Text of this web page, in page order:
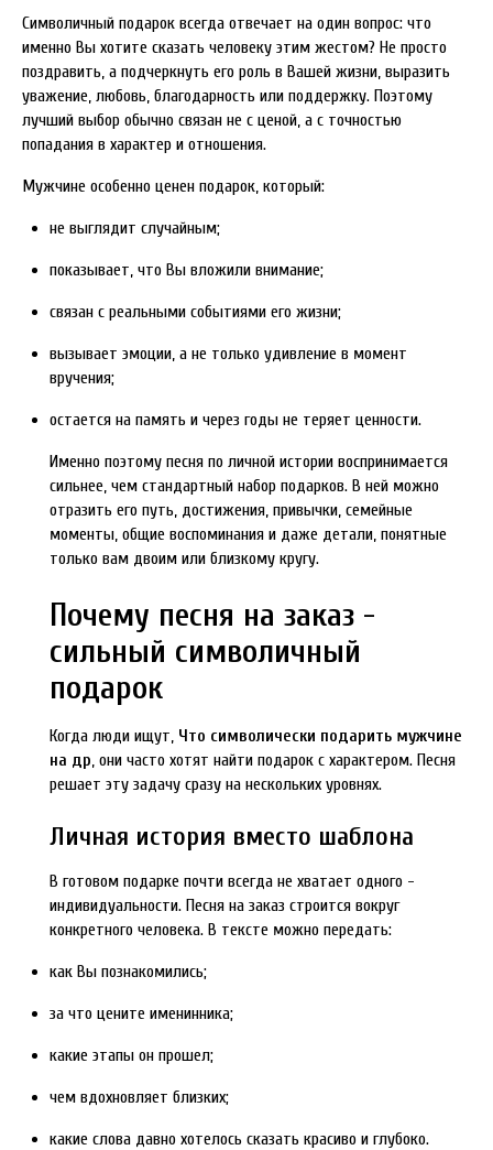
Символичный подарок всегда отвечает на один вопрос: что
именно Вы хотите сказать человеку этим жестом? Не просто
поздравить, а подчеркнуть его роль в Вашей жизни, выразить
уважение, любовь, благодарность или поддержку. Поэтому
лучший выбор обычно связан не с ценой, а с точностью
попадания в характер и отношения.
Мужчине особенно ценен подарок, который:
не выглядит случайным;
показывает, что Вы вложили внимание;
связан с реальными событиями его жизни;
вызывает эмоции, а не только удивление в момент
вручения;
остается на память и через годы не теряет ценности.
Именно поэтому песня по личной истории воспринимается
сильнее, чем стандартный набор подарков. В ней можно
отразить его путь, достижения, привычки, семейные
моменты, общие воспоминания и даже детали, понятные
только вам двоим или близкому кругу.
Почему песня на заказ -
сильный символичный
подарок
Когда люди ищут, Что символически подарить мужчине
на др, они часто хотят найти подарок с характером. Песня
решает эту задачу сразу на нескольких уровнях.
Личная история вместо шаблона
В готовом подарке почти всегда не хватает одного -
индивидуальности. Песня на заказ строится вокруг
конкретного человека. В тексте можно передать:
как Вы познакомились;
за что цените именинника;
какие этапы он прошел;
чем вдохновляет близких;
какие слова давно хотелось сказать красиво и глубоко.